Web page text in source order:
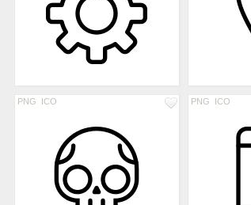
PNG ICO PNG ICO